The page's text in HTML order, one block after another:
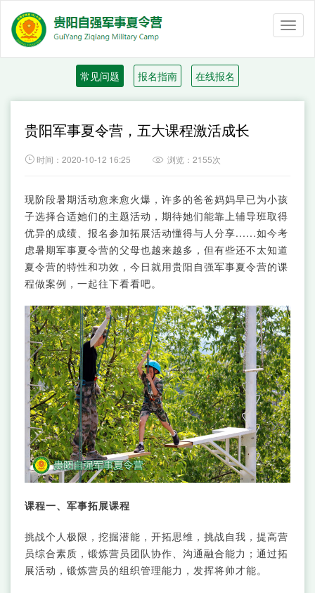
常见问题 报名指南 在线报名
贵阳军事夏令营，五大课程激活成长
 时间：2020-10-12 16:25  浏览：2155次
现阶段暑期活动愈来愈火爆，许多的爸爸妈妈早已为小孩
子选择合适她们的主题活动，期待她们能靠上辅导班取得
优异的成绩、报名参加拓展活动懂得与人分享......如今考
虑暑期军事夏令营的父母也越来越多，但有些还不太知道
夏令营的特性和功效，今日就用贵阳自强军事夏令营的课
程做案例，一起往下看看吧。
课程一、军事拓展课程
挑战个人极限，挖掘潜能，开拓思维，挑战自我，提高营
员综合素质，锻炼营员团队协作、沟通融合能力；通过拓
展活动，锻炼营员的组织管理能力，发挥将帅才能。